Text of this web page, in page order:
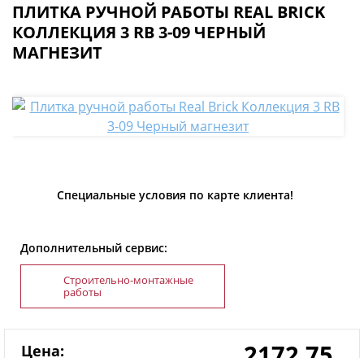
ПЛИТКА РУЧНОЙ РАБОТЫ REAL BRICK
КОЛЛЕКЦИЯ 3 RB 3-09 ЧЕРНЫЙ
МАГНЕЗИТ
Специальные условия по карте клиента!
Дополнительный сервис:
Строительно-монтажные
работы
Цена: